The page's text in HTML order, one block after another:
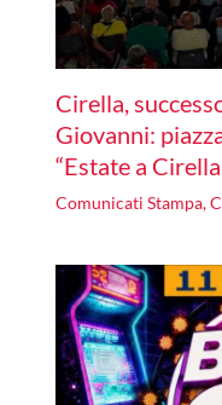
Cirella,
Giovanni:
“Estate a
Comunicati Stampa,